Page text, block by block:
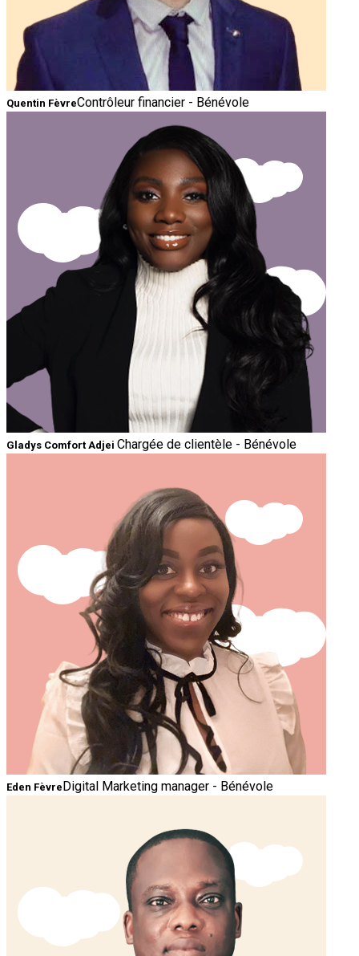
Quentin FèvreContrôleur financier - Bénévole
Gladys Comfort Adjei Chargée de clientèle - Bénévole
Eden Fèvre Digital Marketing manager - Bénévole